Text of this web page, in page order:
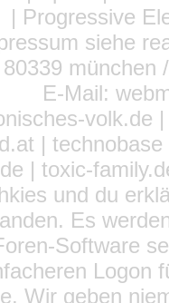
| Progressive
siehe
80339 münchen
E-Mail:
volk.de
|
| toxic-
und du
Es
Software
Logon
Wir geben